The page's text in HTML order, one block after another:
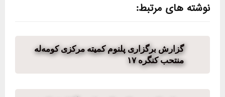
نوشته های مرتبط:
گزارش برگزاری پلنوم کمیته مرکزی کومەله
منتحب کنگره ۱۷